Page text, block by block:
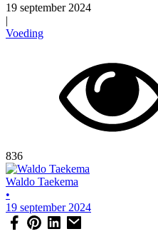
19 september 2024
|
Voeding
836
Waldo Taekema
•
19 september 2024